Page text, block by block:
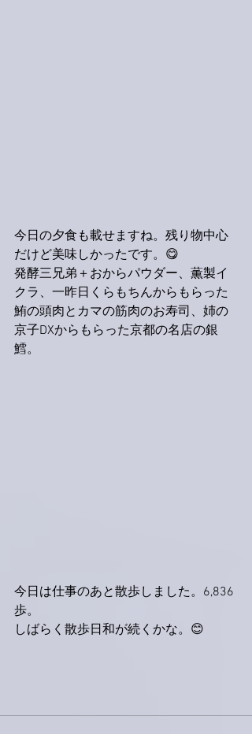
今日の夕食も載せますね。残り物中心
だけど美味しかったです。😋
発酵三兄弟＋おからパウダー、薫製イ
クラ、一昨日くらもちんからもらった
鮪の頭肉とカマの筋肉のお寿司、姉の
京子DXからもらった京都の名店の銀
鱈。
今日は仕事のあと散歩しました。6,836
歩。
しばらく散歩日和が続くかな。😊